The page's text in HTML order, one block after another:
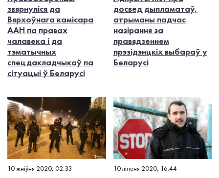
звярнуліся да
Вярхоўнага камісара
ААН па правах
чалавека і да
тэматычных
спецдакладчыкаў па
сітуацыі ў Беларусі
досвед дыпламатаў,
атрыманы падчас
назірання за
правядзеннем
прэзідэнцкіх выбараў у
Беларусі
10 жніўня 2020, 02:33 10 ліпеня 2020, 16:44